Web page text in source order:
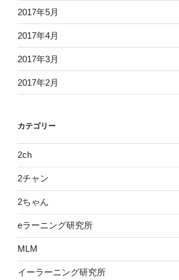
2017年5月
2017年4月
2017年3月
2017年2月
カテゴリー
2ch
2チャン
2ちゃん
eラーニング研究所
MLM
イーラーニング研究所